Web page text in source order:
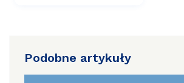
Podobne artykuły